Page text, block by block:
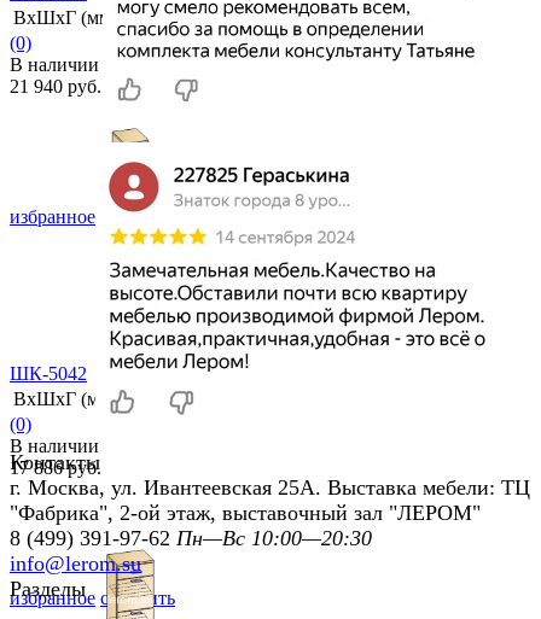
избранное сравнить
ВхШхГ (мм)
2264х540х346
(0)
В наличии
21 940 руб.
избранное сравнить
ШК-5042
ВхШхГ (мм) 2264х360х346
(0)
В наличии
17 886 руб.
Контакты
г. Москва, ул. Ивантеевская 25А. Выставка мебели: ТЦ
"Фабрика", 2-ой этаж, выставочный зал "ЛЕРОМ"
8 (499) 391-97-62 Пн—Вс 10:00—20:30
info@lerom.su
Разделы